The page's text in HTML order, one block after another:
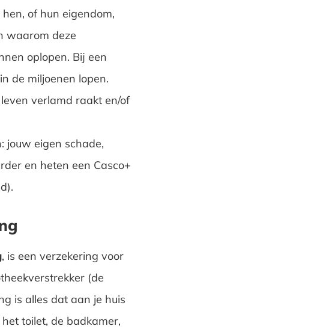
of hun eigendom,
waarom deze
oplopen. Bij een
de miljoenen lopen.
verlamd raakt en/of
jouw eigen schade,
en heten een Casco+
, is een verzekering voor
(de
is alles dat aan je huis
toilet, de badkamer,